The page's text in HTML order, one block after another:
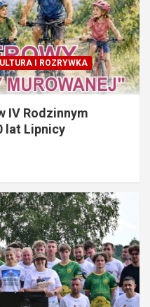
I ROZRYWKA
IV Rodzinnym
lat Lipnicy